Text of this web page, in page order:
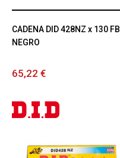
CADENA DID 428NZ x 130 FB
NEGRO
65,22 €